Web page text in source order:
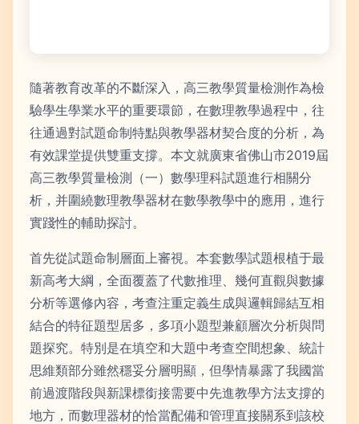
隨著教育改革的不斷深入，高三教學質量檢測作為檢
驗學生學業水平的重要環節，在數理教學過程中，往
往通過對試題命制特點與教學器材契合度的分析，為
有效課堂提供雙重支撐。本文就廣東省佛山市2019屆
高三教學質量檢測（一）數學理科試題進行相關分
析，并圍繞數理教學器材在數學教學中的應用，進行
實踐性的輔助探討。
首先從試題命制層面上審視。本套數學試題根植于最
新高考大綱，全面覆蓋了代數推理、幾何直觀與數據
分析等選修內容，考查注重定義生成與邏輯歸結互相
結合的特征題型居多，多項小題型兼顧層次分析與問
題探究。特別是在填空和大題中考查空間想象、統計
思維類部分雖然穩妥分層明顯，但學情暴露了我國當
前過渡階段與新課標銜接需要中先進教學方法支撐的
地方，而數理器材的恰當配備和管理直接關系到該校